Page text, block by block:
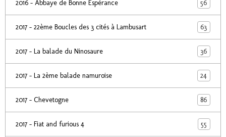
2016 - Abbaye de Bonne Espérance 56
2017 - 22ème Boucles des 3 cités à Lambusart 63
2017 - La balade du Ninosaure 36
2017 - La 2ème balade namuroise 24
2017 - Chevetogne 86
2017 - Fiat and furious 4 55